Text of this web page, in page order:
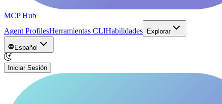
MCP Hub
Agent ProfilesHerramientas CLIHabilidades Explorar
Español
Iniciar Sesión